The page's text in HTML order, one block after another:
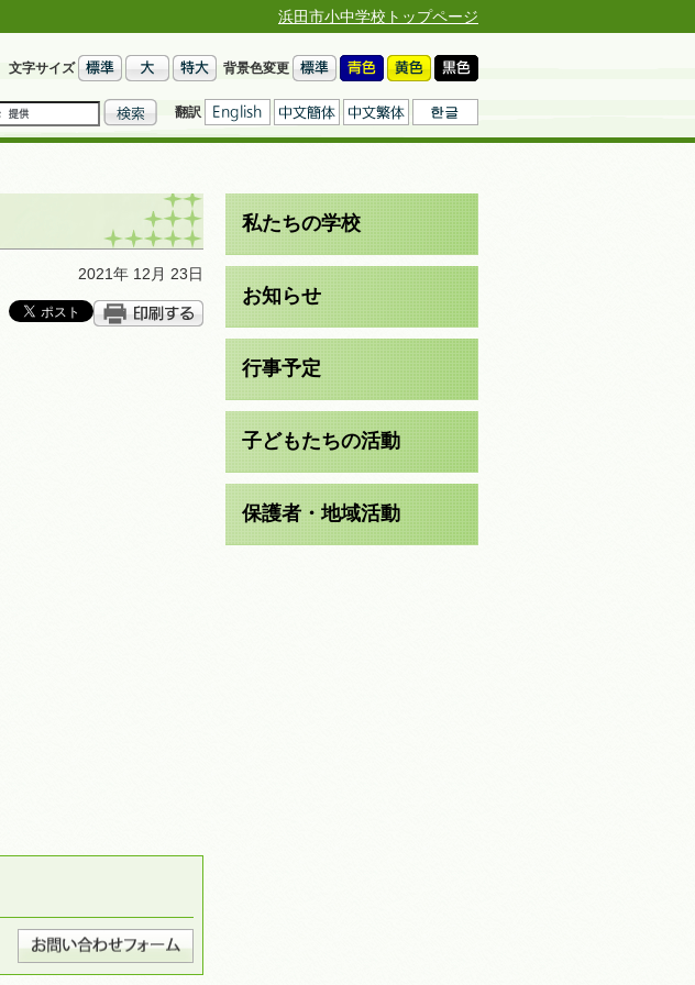
浜田市小中学校トップページ
文字サイズ 背景色変更
翻訳
2021年 12月 23日
私たちの学校
お知らせ
行事予定
子どもたちの活動
保護者・地域活動